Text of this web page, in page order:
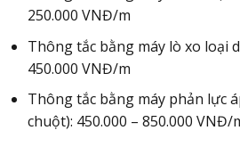
250.000 VNĐ/m
Thông tắc bằng máy lò xo loại
450.000 VNĐ/m
Thông tắc bằng máy phản lực
chuột): 450.000 – 850.000 VNĐ/